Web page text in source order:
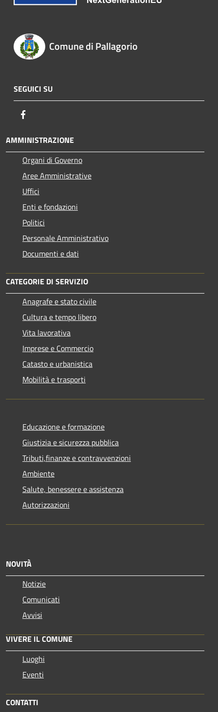
Comune di Pallagorio
SEGUICI SU
AMMINISTRAZIONE
Organi di Governo
Aree Amministrative
Uffici
Enti e fondazioni
Politici
Personale Amministrativo
Documenti e dati
CATEGORIE DI SERVIZIO
Anagrafe e stato civile
Cultura e tempo libero
Vita lavorativa
Imprese e Commercio
Catasto e urbanistica
Mobilità e trasporti
Educazione e formazione
Giustizia e sicurezza pubblica
Tributi,finanze e contravvenzioni
Ambiente
Salute, benessere e assistenza
Autorizzazioni
NOVITÀ
Notizie
Comunicati
Avvisi
VIVERE IL COMUNE
Luoghi
Eventi
CONTATTI